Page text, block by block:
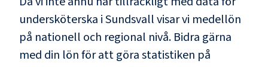
undersköterska iSundsvallvisar vi medellön
på nationell och regional nivå. Bidra gärna
med din lön för att göra statistiken på